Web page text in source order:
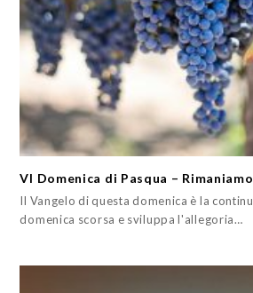
VI Domenica di Pasqua –
Il Vangelo di questa domenica è la
domenica scorsa e sviluppa l'allegoria…